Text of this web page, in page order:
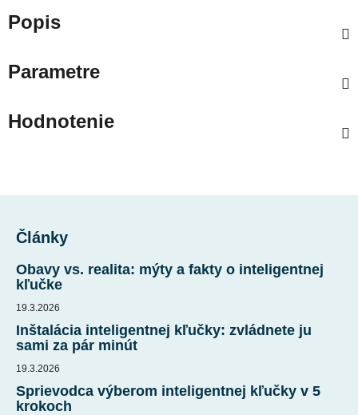
Popis
Parametre
Hodnotenie
Články
Obavy vs. realita: mýty a fakty o inteligentnej
kľučke
19.3.2026
Inštalácia inteligentnej kľučky: zvládnete ju
sami za pár minút
19.3.2026
Sprievodca výberom inteligentnej kľučky v 5
krokoch